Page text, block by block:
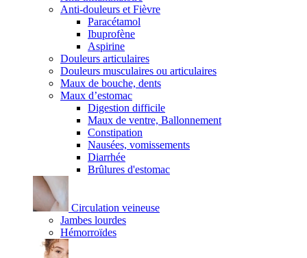
Anti-douleurs et Fièvre
Paracétamol
Ibuprofène
Aspirine
Douleurs articulaires
Douleurs musculaires ou articulaires
Maux de bouche, dents
Maux d’estomac
Digestion difficile
Maux de ventre, Ballonnement
Constipation
Nausées, vomissements
Diarrhée
Brûlures d'estomac
Circulation veineuse
Jambes lourdes
Hémorroïdes